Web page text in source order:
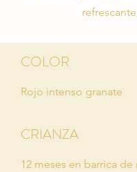
COLOR
Rojo intenso granate
CRIANZA
12 meses en barrica